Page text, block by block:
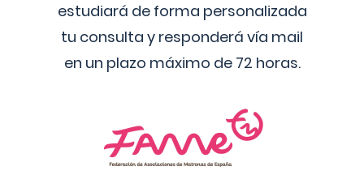
estudiará de forma personalizada
tu consulta y responderá vía mail
en un plazo máximo de 72 horas.